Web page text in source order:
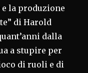
e la produzione
di Harold
dalla
a stupire per
di ruoli e di